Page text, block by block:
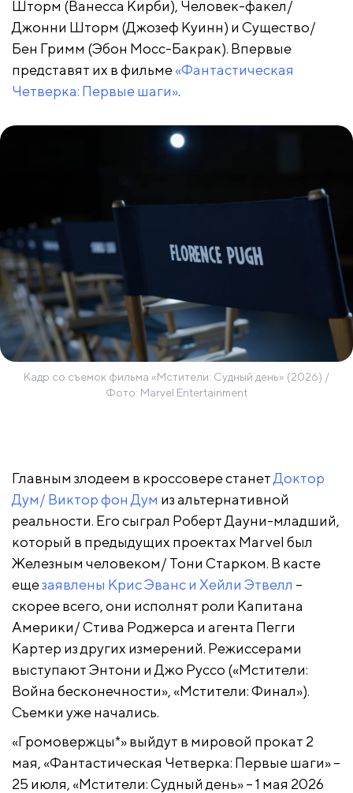
Шторм (Ванесса Кирби), Человек-факел/
Джонни Шторм (Джозеф Куинн) и Существо/
Бен Гримм (Эбон Мосс-Бакрак). Впервые
представят их в фильме«Фантастическая
Четверка: Первые шаги».
Кадр со съемок фильма «Мстители: Судный день» (2026) /
Фото: Marvel Entertainment
Главным злодеем в кроссовере станетДоктор
Дум/ Виктор фон Дум из альтернативной
реальности. Его сыграл Роберт Дауни-младший,
который в предыдущих проектах Marvel был
Железным человеком/ Тони Старком. В касте
ещезаявлены Крис Эванс и Хейли Этвелл –
скорее всего, они исполнят роли Капитана
Америки/ Стива Роджерса и агента Пегги
Картер из других измерений. Режиссерами
выступают Энтони и Джо Руссо («Мстители:
Война бесконечности», «Мстители: Финал»).
Съемки уже начались.
«Громовержцы*» выйдут в мировой прокат 2
мая, «Фантастическая Четверка: Первые шаги» –
25 июля, «Мстители: Судный день» – 1 мая 2026